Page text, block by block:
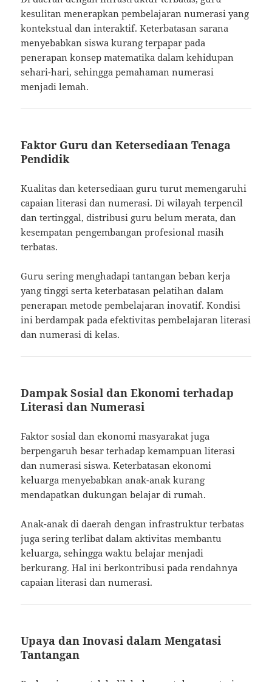
kesulitan menerapkan pembelajaran numerasi yang
kontekstual dan interaktif. Keterbatasan sarana
menyebabkan siswa kurang terpapar pada
penerapan konsep matematika dalam kehidupan
sehari-hari, sehingga pemahaman numerasi
menjadi lemah.
Faktor Guru dan Ketersediaan Tenaga
Pendidik
Kualitas dan ketersediaan guru turut memengaruhi
capaian literasi dan numerasi. Di wilayah terpencil
dan tertinggal, distribusi guru belum merata, dan
kesempatan pengembangan profesional masih
terbatas.
Guru sering menghadapi tantangan beban kerja
yang tinggi serta keterbatasan pelatihan dalam
penerapan metode pembelajaran inovatif. Kondisi
ini berdampak pada efektivitas pembelajaran literasi
dan numerasi di kelas.
Dampak Sosial dan Ekonomi terhadap
Literasi dan Numerasi
Faktor sosial dan ekonomi masyarakat juga
berpengaruh besar terhadap kemampuan literasi
dan numerasi siswa. Keterbatasan ekonomi
keluarga menyebabkan anak-anak kurang
mendapatkan dukungan belajar di rumah.
Anak-anak di daerah dengan infrastruktur terbatas
juga sering terlibat dalam aktivitas membantu
keluarga, sehingga waktu belajar menjadi
berkurang. Hal ini berkontribusi pada rendahnya
capaian literasi dan numerasi.
Upaya dan Inovasi dalam Mengatasi
Tantangan